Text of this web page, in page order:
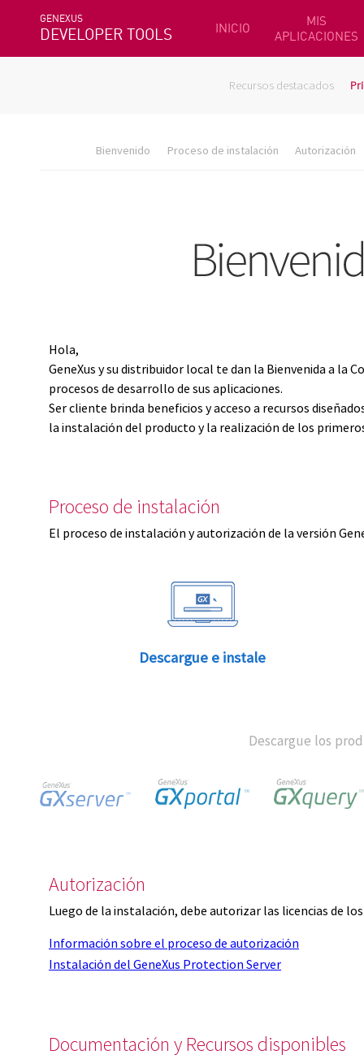
GENEXUS
DEVELOPER TOOLS INICIO
MIS
APLICACIONES
Recursos destacados
Bienvenido Proceso de instalación Autorización
Hola,
GeneXus y su distribuidor local te dan la Bienvenida a la
procesos de desarrollo de sus aplicaciones.
Ser cliente brinda beneficios y acceso a recursos
la instalación del producto y la realización de los
Proceso de instalación
El proceso de instalación y autorización de la versión
Descargue e instale
Descargue los
Autorización
Luego de la instalación, debe autorizar las licencias de
Información sobre el proceso de autorización
Instalación del GeneXus Protection Server
Documentación y Recursos disponibles